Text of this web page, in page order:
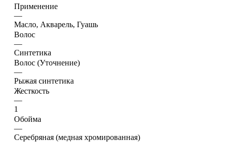
Применение
—
Масло, Акварель, Гуашь
Волос
—
Синтетика
Волос (Уточнение)
—
Рыжая синтетика
Жесткость
—
1
Обойма
—
Cеребряная (медная хромированная)